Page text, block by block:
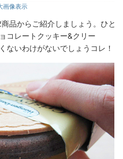
画像表示
品からご紹介しましょう。ひと
コレートクッキー&クリー
ないわけがないでしょうコレ！